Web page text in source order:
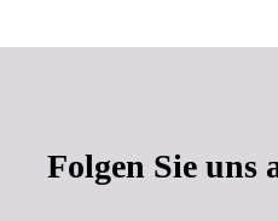
Folgen Sie uns